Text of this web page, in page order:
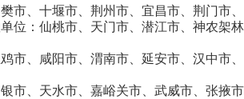
市、十堰市、荆州市、宜昌市、荆门市
位：仙桃市、天门市、潜江市、神农架
市、咸阳市、渭南市、延安市、汉中市
市、天水市、嘉峪关市、武威市、张掖